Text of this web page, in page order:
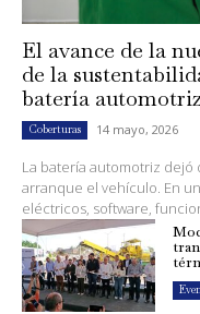
El avance de la
de la
batería
Coberturas 14 mayo, 2026
La batería automotriz
arranque el vehículo. En
eléctricos, software,